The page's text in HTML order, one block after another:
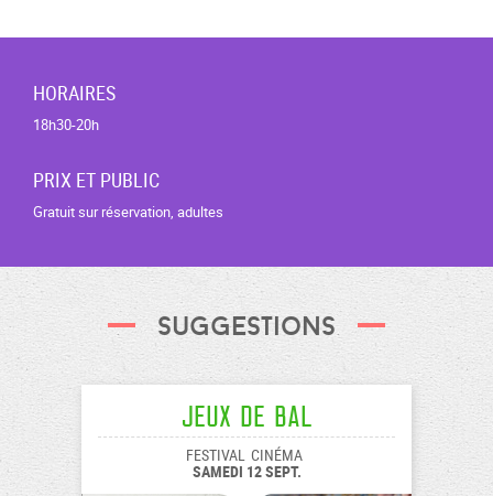
HORAIRES
18h30-20h
PRIX ET PUBLIC
Gratuit sur réservation, adultes
Suggestions
Jeux de Bal
FESTIVAL CINÉMA
SAMEDI 12 SEPT.